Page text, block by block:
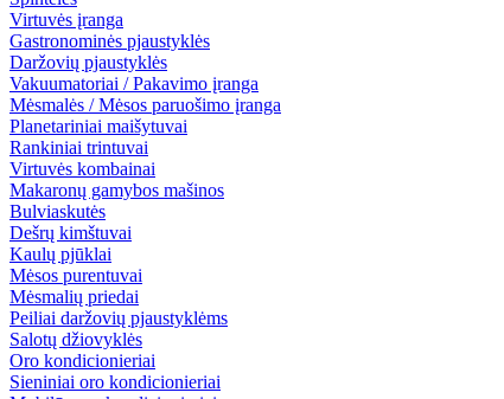
Virtuvės įranga
Gastronominės pjaustyklės
Daržovių pjaustyklės
Vakuumatoriai / Pakavimo įranga
Mėsmalės / Mėsos paruošimo įranga
Planetariniai maišytuvai
Rankiniai trintuvai
Virtuvės kombainai
Makaronų gamybos mašinos
Bulviaskutės
Dešrų kimštuvai
Kaulų pjūklai
Mėsos purentuvai
Mėsmalių priedai
Peiliai daržovių pjaustyklėms
Salotų džiovyklės
Oro kondicionieriai
Sieniniai oro kondicionieriai